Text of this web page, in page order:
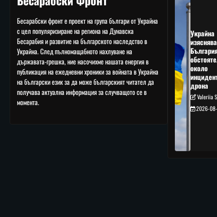
Бесарабски фронт е проект на група българи от Украйна
с цел популяризиране на региона на Дунавска
Бесарабия и развитие на българското наследство в
Украйна. След пълномащабното нахлуване на
държавата-грешка, ние насочихме нашата енергия в
публикация на ежедневни хроники за войната в Украйна
на български език за да може българският читател да
получава актуална информация за случващото се в
момента.
Украйна
около
дрона
Valeriia
2026-